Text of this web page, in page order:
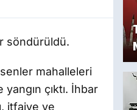
söndürüldü.
mahalleleri
çıktı. İhbar
itfaiye ve